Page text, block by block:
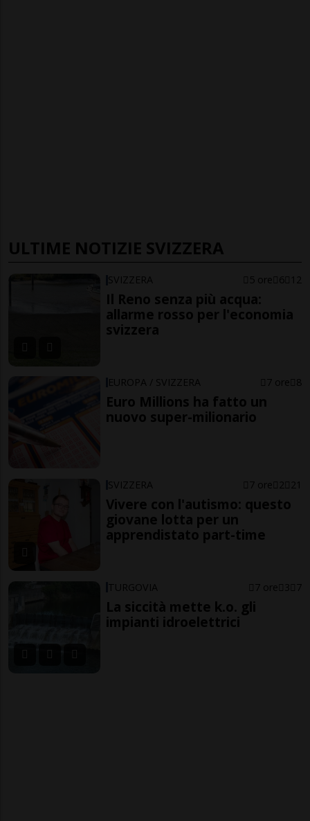
ULTIME NOTIZIE SVIZZERA
SVIZZERA 5 ore 6 12
Il Reno senza più acqua:
allarme rosso per l'economia
svizzera
EUROPA / SVIZZERA 7 ore 8
Euro Millions ha fatto un
nuovo super-milionario
SVIZZERA 7 ore 2 21
Vivere con l'autismo: questo
giovane lotta per un
apprendistato part-time
TURGOVIA 7 ore 3 7
La siccità mette k.o. gli
impianti idroelettrici